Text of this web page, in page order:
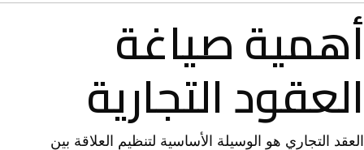
أهمية صياغة
العقود التجارية
العقد التجاري هو الوسيلة الأساسية لتنظيم العلاقة بين